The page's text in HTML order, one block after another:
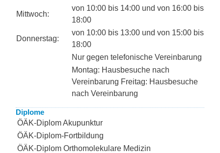
Mittwoch:
von 10:00 bis 14:00 und von 16:00 bis
18:00
Donnerstag:
von 10:00 bis 13:00 und von 15:00 bis
18:00
Nur gegen telefonische Vereinbarung
Montag: Hausbesuche nach
Vereinbarung Freitag: Hausbesuche
nach Vereinbarung
Diplome
ÖÄK-Diplom Akupunktur
ÖÄK-Diplom-Fortbildung
ÖÄK-Diplom Orthomolekulare Medizin